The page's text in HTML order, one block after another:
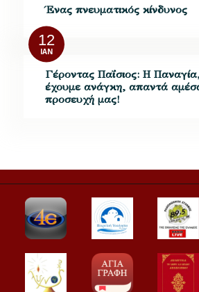
Ένας πνευματικός κίνδυνος
12
ΙΑΝ
Γέροντας Παΐσιος: Η
έχουµε ανάγκη, απαντά
προσευχή µας!